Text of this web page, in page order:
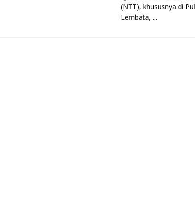
(NTT), khususnya di
Lembata, ...